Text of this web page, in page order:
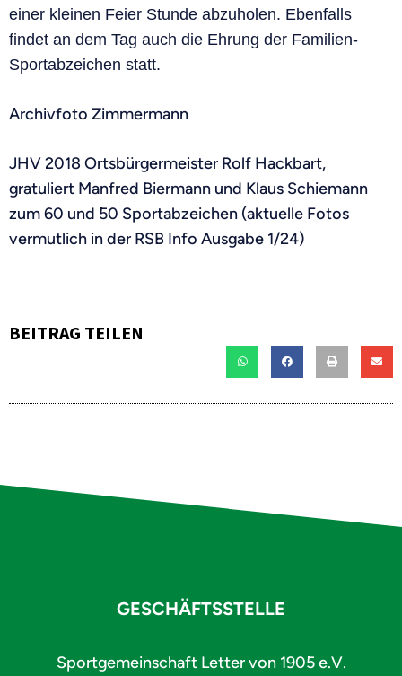
einer kleinen Feier Stunde abzuholen. Ebenfalls
findet an dem Tag auch die Ehrung der Familien-
Sportabzeichen statt.
Archivfoto Zimmermann
JHV 2018 Ortsbürgermeister Rolf Hackbart,
gratuliert Manfred Biermann und Klaus Schiemann
zum 60 und 50 Sportabzeichen (aktuelle Fotos
vermutlich in der RSB Info Ausgabe 1/24)
BEITRAG TEILEN
GESCHÄFTSSTELLE
Sportgemeinschaft Letter von 1905 e.V.